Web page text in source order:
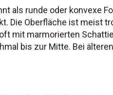
als runde oder konvexe
Die Oberfläche ist meist
mit marmorierten
bis zur Mitte. Bei